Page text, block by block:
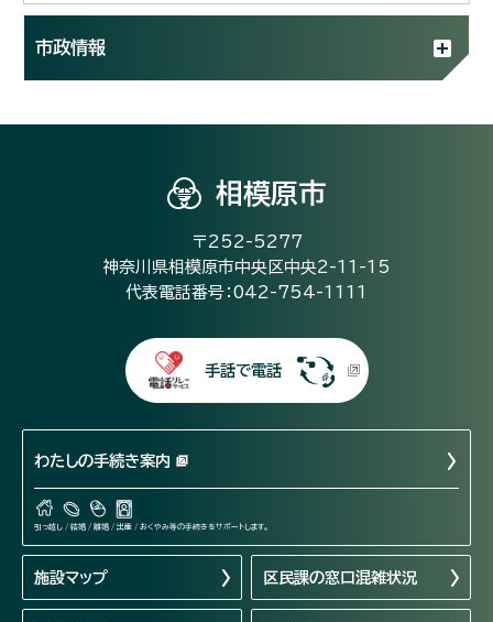
市政情報
相模原市
〒252-5277
神奈川県相模原市中央区中央2-11-15
代表電話番号：042-754-1111
手話で電話
わたしの手続き案内
引っ越し / 結婚 / 離婚 / 出産 / おくやみ等の手続きをサポートします。
施設マップ 区民課の窓口混雑状況